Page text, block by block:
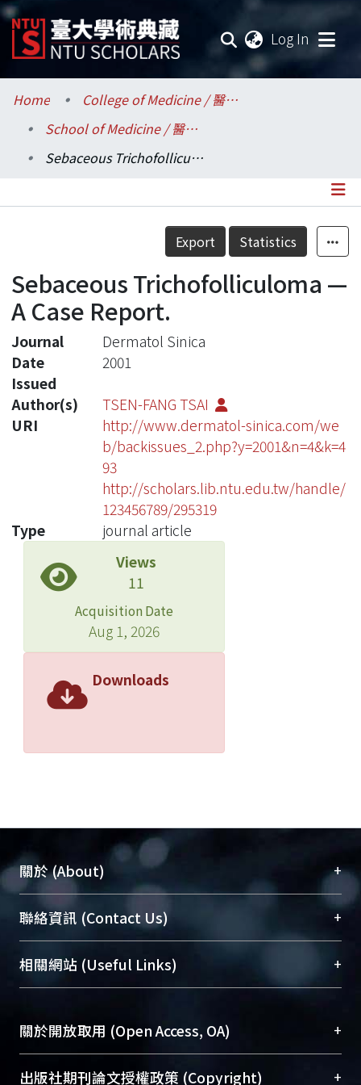
Log In
Communities & Collections
Research Outputs
Statistics
Home
College of Medicine / 醫學院
School of Medicine / 醫學系
Sebaceous Trichofolliculoma —A Case Report.
Details
Export Statistics
Sebaceous Trichofolliculoma —
A Case Report.
Journal
Dermatol Sinica
Date
Issued
2001
Author(s)
TSEN-FANG TSAI
URI
http://www.dermatol-sinica.com/we
b/backissues_2.php?y=2001&n=4&k=4
93
http://scholars.lib.ntu.edu.tw/handle/
123456789/295319
Type
journal article
Views
11
Acquisition Date
Aug 1, 2026
Downloads
關於 (About) +
臺大位居世界頂尖大學之列，為永久珍藏及向國際
展現本校豐碩的研究成果及學術能量，圖書館整合
機構典藏（NTUR）與學術庫（AH）不同功能平
台，成為臺大學術典藏NTU scholars。期能整合研
究能量、促進交流合作、保存學術產出、推廣研究
成果。
To permanently archive and promote researcher
profiles and scholarly works, Library integrates the
聯絡資訊 (Contact Us) +
總館學科館員(Main Library)
醫學圖書館學科館員(Medical Library)
Sciences Library)
相關網站 (Useful Links) +
關於開放取用 (Open Access, OA) +
開放取用是從使用者角度提升資訊取用性的社會運
出版社期刊論文授權政策 (Copyright) +